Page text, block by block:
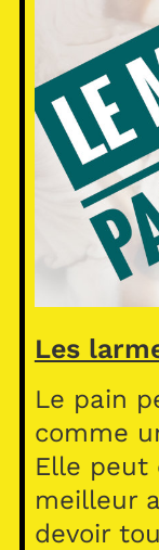
Les
Le pain
comme
Elle peut
meilleur
devoir